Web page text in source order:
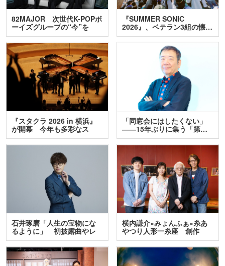
82MAJOR 次世代K-POPボ
ーイズグループの“今”を
訊…
『SUMMER SONIC
2026』、ベテラン3組の懐…
『スタクラ 2026 in 横浜』
が開幕 今年も多彩なス
テ…
「同窓会にはしたくない」
――15年ぶりに集う「第…
石井琢磨「人生の宝物にな
るように」 初披露曲やレ
ア…
横内謙介×みょんふぁ×糸あ
やつり人形一糸座 創作
人…